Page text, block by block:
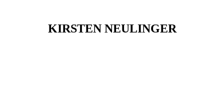
KIRSTEN NEULINGER